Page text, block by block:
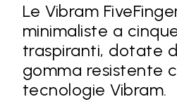
Le Vibram
minimaliste a
traspiranti, dotate
gomma resistente
tecnologie Vibram.